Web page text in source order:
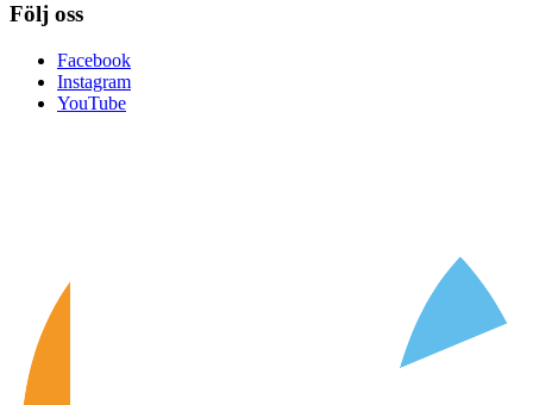
Följ oss
Facebook
Instagram
YouTube